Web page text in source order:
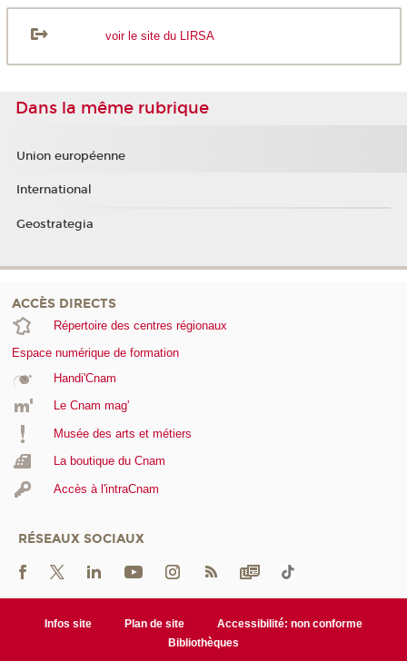
voir le site du LIRSA
Dans la même rubrique
Union européenne
International
Geostrategia
ACCÈS DIRECTS
Répertoire des centres régionaux
Espace numérique de formation
Handi'Cnam
Le Cnam mag'
Musée des arts et métiers
La boutique du Cnam
Accès à l'intraCnam
RÉSEAUX SOCIAUX
Infos site Plan de site
Accessibilité: non conforme
Bibliothèques